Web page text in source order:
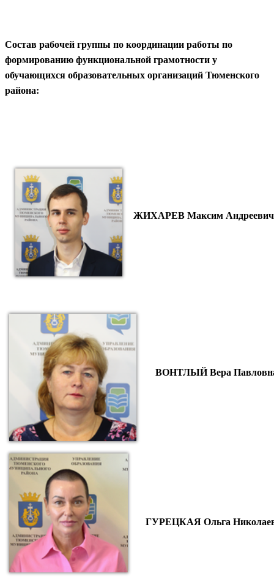
Состав рабочей группы по координации работы по
формированию функциональной грамотности у
обучающихся образовательных организаций Тюменского
района:
ЖИХАРЕВ Максим
ВОНТЛЫЙ Вера
ГУРЕЦКАЯ Ольга